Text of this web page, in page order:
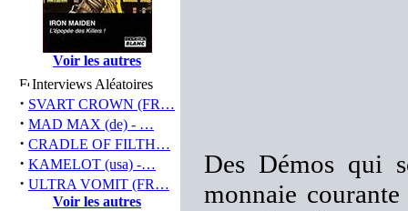
Voir les autres
Interviews Aléatoires
· SVART CROWN (FR…
· MAD MAX (de) - …
· CRADLE OF FILTH…
· KAMELOT (usa) -…
· ULTRA VOMIT (FR…
Voir les autres
Des Démos qui
monnaie